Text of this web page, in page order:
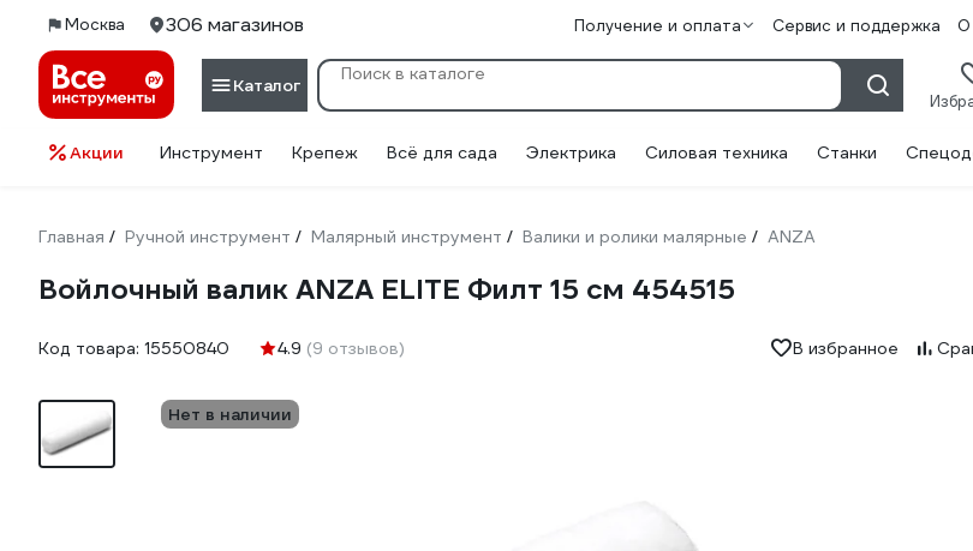
Москва 306 магазинов Получение и оплата Сервис и поддержка О
Каталог
Акции Инструмент Крепеж Всё для сада Электрика Силовая техника Станки
Главная / Ручной инструмент / Малярный инструмент / Валики и ролики малярные / ANZA
Войлочный валик ANZA ELITE Филт 15 см 454515
Код товара: 15550840 4.9 (9 отзывов) В избранное
Нет в наличии